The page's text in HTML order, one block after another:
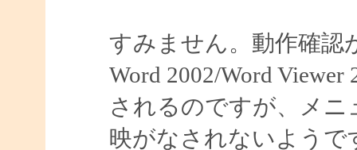
すみません。動作確認
Word 2002/Word
されるのですが、メ
映がなされないようで